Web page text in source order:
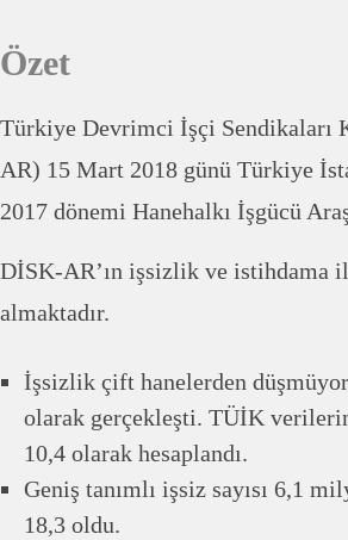
Özet
Türkiye Devrimci İşçi Sendikaları
AR) 15 Mart 2018 günü Türkiye
2017 dönemi Hanehalkı İşgücü
DİSK-AR’ın işsizlik ve istihdama
almaktadır.
İşsizlik çift hanelerden
olarak gerçekleşti. TÜİK
10,4 olarak hesaplandı.
Geniş tanımlı işsiz sayısı 6,1
18,3 oldu.